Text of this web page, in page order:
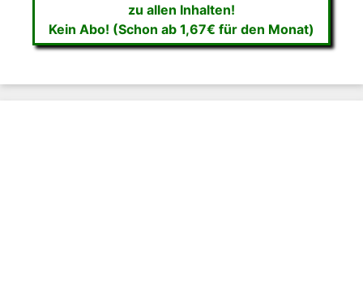
zu allen Inhalten!
Kein Abo! (Schon ab 1,67€ für den Monat)